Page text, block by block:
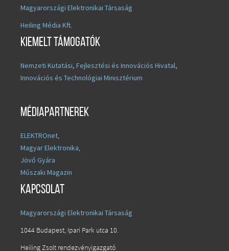
Magyarországi Elektronikai Társaság
Heiling Média Kft.
Kiemelt támogatók
Nemzeti Kutatási, Fejlesztési és Innovációs Hivatal,
Innovációs és Technológiai Minisztérium
Médiapartnerek
ELEKTROnet,
Magyar Elektronika,
Jövő Gyára
Műszaki Magazin
Kapcsolat
Magyarországi Elektronikai Társaság
1044 Budapest, Ipari Park utca 10.
Heiling Zsolt rendezvényigazgató